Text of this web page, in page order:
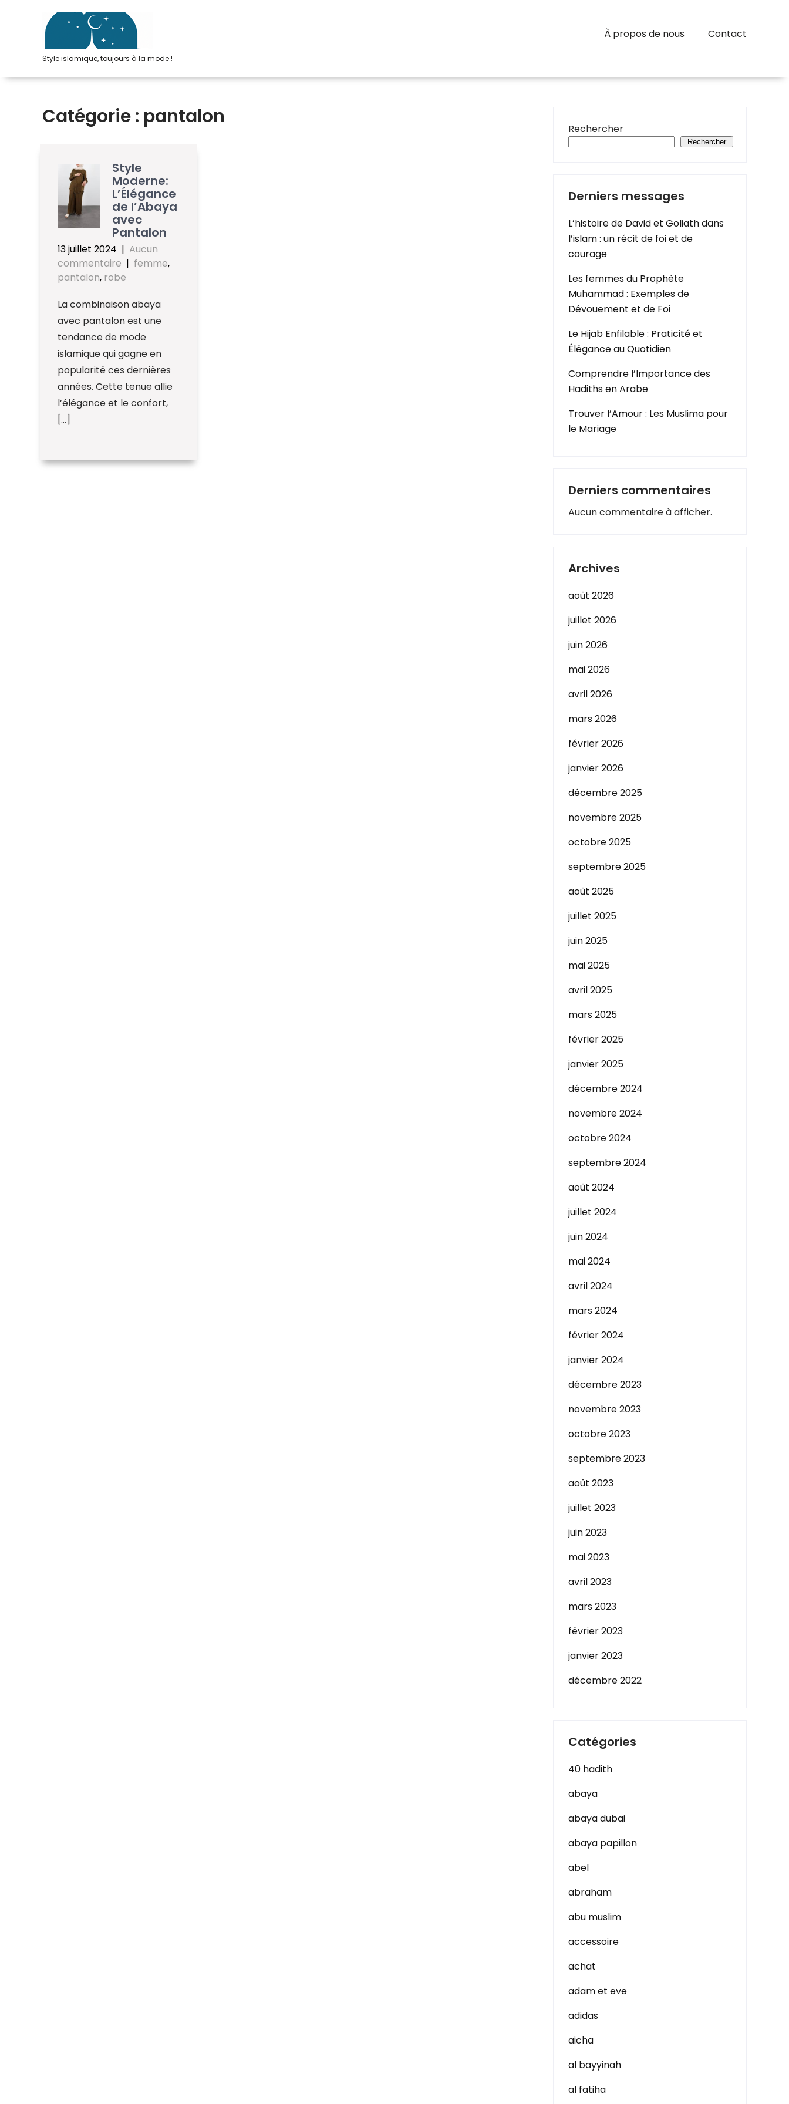
Style islamique, toujours à la mode !
À propos de nous Contact
Catégorie : pantalon
Style
Moderne:
L’Élégance
de l’Abaya
avec
Pantalon
13 juillet 2024 | Aucun
commentaire | femme,
pantalon, robe
La combinaison abaya
avec pantalon est une
tendance de mode
islamique qui gagne en
popularité ces dernières
années. Cette tenue allie
l’élégance et le confort,
[…]
Rechercher
Rechercher
Derniers messages
L’histoire de David et Goliath dans
l’islam : un récit de foi et de
courage
Les femmes du Prophète
Muhammad : Exemples de
Dévouement et de Foi
Le Hijab Enfilable : Praticité et
Élégance au Quotidien
Comprendre l’Importance des
Hadiths en Arabe
Trouver l’Amour : Les Muslima pour
le Mariage
Derniers commentaires
Aucun commentaire à afficher.
Archives
août 2026
juillet 2026
juin 2026
mai 2026
avril 2026
mars 2026
février 2026
janvier 2026
décembre 2025
novembre 2025
octobre 2025
septembre 2025
août 2025
juillet 2025
juin 2025
mai 2025
avril 2025
mars 2025
février 2025
janvier 2025
décembre 2024
novembre 2024
octobre 2024
septembre 2024
août 2024
juillet 2024
juin 2024
mai 2024
avril 2024
mars 2024
février 2024
janvier 2024
décembre 2023
novembre 2023
octobre 2023
septembre 2023
août 2023
juillet 2023
juin 2023
mai 2023
avril 2023
mars 2023
février 2023
janvier 2023
décembre 2022
Catégories
40 hadith
abaya
abaya dubai
abaya papillon
abel
abraham
abu muslim
accessoire
achat
adam et eve
adidas
aicha
al bayyinah
al fatiha